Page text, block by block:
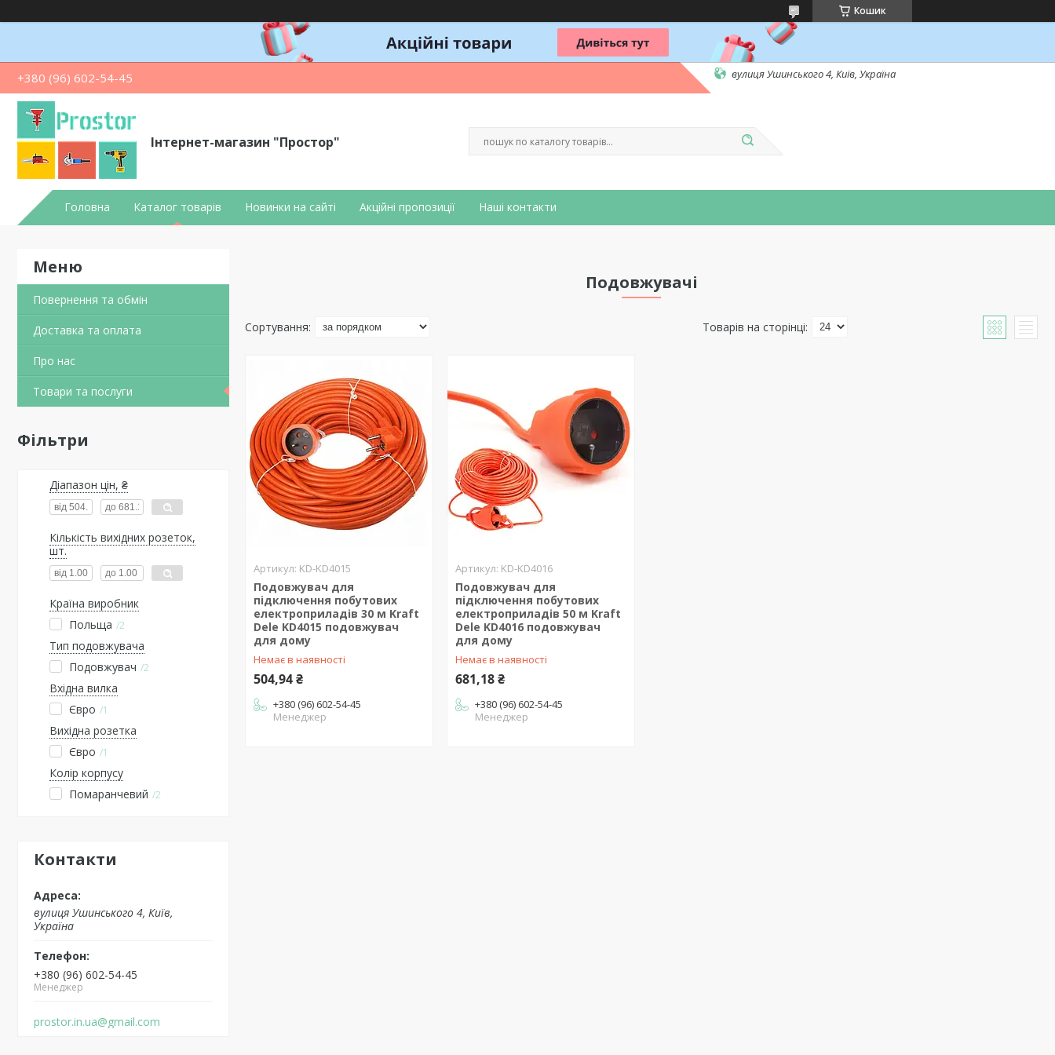
Кошик
+380 (96) 602-54-45 вулиця Ушинського 4, Київ, Україна
Інтернет-магазин "Простор"
Головна Каталог товарів Новинки на сайті Акційні пропозиції Наші контакти
Повернення та обмін
Доставка та оплата
Про нас
Товари та послуги
Фільтри
Діапазон цін, ₴
Кількість вихідних розеток,
шт.
Країна виробник
Польща 2
Тип подовжувача
Подовжувач 2
Вхідна вилка
Євро
1
Вихідна розетка
Євро
1
Колір корпусу
Помаранчевий 2
Контакти
вулиця Ушинського 4, Київ,
Україна
+380 (96) 602-54-45
Менеджер
prostor.in.ua@gmail.com
Подовжувачі
KD-KD4015
Подовжувач для
підключення побутових
електроприладів 30 м Kraft
Dele KD4015 подовжувач
для дому
Немає в наявності
504,94 ₴
+380 (96) 602-54-45
Менеджер
KD-KD4016
Подовжувач для
підключення побутових
електроприладів 50 м Kraft
Dele KD4016 подовжувач
для дому
Немає в наявності
681,18 ₴
+380 (96) 602-54-45
Менеджер